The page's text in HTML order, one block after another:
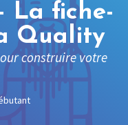
La fiche-
Quality
construire votre